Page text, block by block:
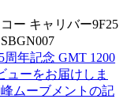
年記念 GMT 1200
ューをお届けしま
ムーブメントの記